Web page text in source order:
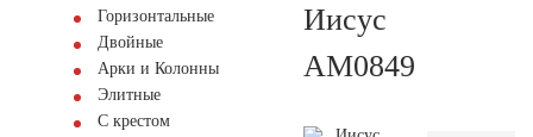
Горизонтальные
Двойные
Арки и Колонны
Элитные
С крестом
Иисус
AM0849